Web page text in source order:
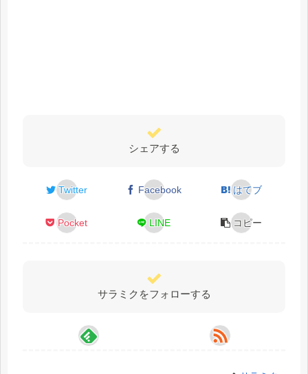
シェアする
Twitter Facebook はてブ
Pocket LINE コピー
サラミクをフォローする